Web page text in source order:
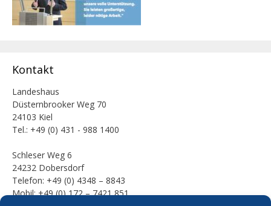
Kontakt
Landeshaus
Düsternbrooker Weg 70
24103 Kiel
Tel.: +49 (0) 431 - 988 1400
Schleser Weg 6
24232 Dobersdorf
Telefon: +49 (0) 4348 – 8843
Mobil: +49 (0) 172 – 7421 851